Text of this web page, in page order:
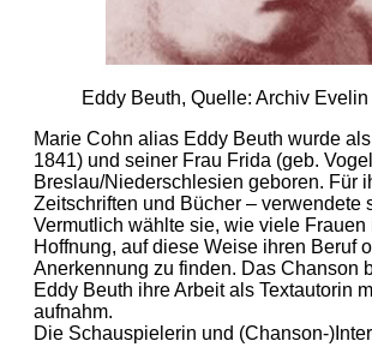
Eddy Beuth, Quelle: Archiv Evelin
Marie Cohn alias Eddy Beuth wurde
1841) und seiner Frau Frida (geb.
Breslau/Niederschlesien geboren. Für
Zeitschriften und Bücher –
Vermutlich wählte sie, wie viele
Hoffnung, auf diese Weise ihren Beruf
Anerkennung zu finden. Das Chanson
Eddy Beuth ihre Arbeit als Textautorin
aufnahm.
Die Schauspielerin und (Chanson-